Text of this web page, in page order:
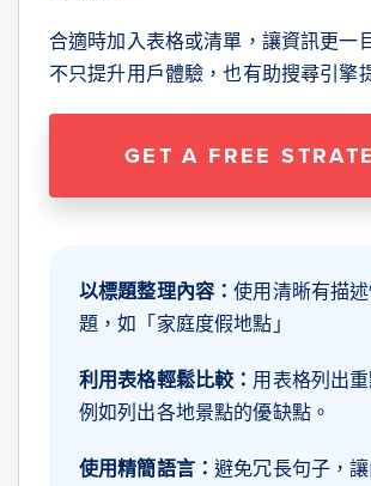
合適時加入表格或清單，讓資訊更一
不只提升用戶體驗，也有助搜尋引擎
GET A FREE
以標題整理內容：使用清晰有描
題，如「家庭度假地點」
利用表格輕鬆比較： 用表格列出重
例如列出各地景點的優缺點。
使用精簡語言：避免冗長句子，